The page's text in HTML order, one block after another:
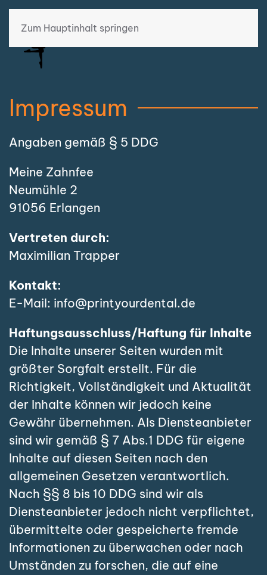
Zum Hauptinhalt springen
Impressum
Angaben gemäß § 5 DDG
Meine Zahnfee
Neumühle 2
91056 Erlangen
Vertreten durch:
Maximilian Trapper
Kontakt:
E-Mail: info@printyourdental.de
Haftungsausschluss/Haftung für Inhalte
Die Inhalte unserer Seiten wurden mit
größter Sorgfalt erstellt. Für die
Richtigkeit, Vollständigkeit und Aktualität
der Inhalte können wir jedoch keine
Gewähr übernehmen. Als Diensteanbieter
sind wir gemäß § 7 Abs.1 DDG für eigene
Inhalte auf diesen Seiten nach den
allgemeinen Gesetzen verantwortlich.
Nach §§ 8 bis 10 DDG sind wir als
Diensteanbieter jedoch nicht verpflichtet,
übermittelte oder gespeicherte fremde
Informationen zu überwachen oder nach
Umständen zu forschen, die auf eine